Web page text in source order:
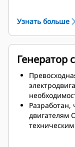
Узнать больше
Генератор
Разработан,
двигателям